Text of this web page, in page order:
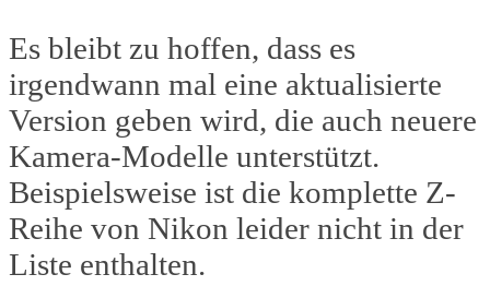
Es bleibt zu hoffen, dass es
irgendwann mal eine aktualisierte
Version geben wird, die auch neuere
Kamera-Modelle unterstützt.
Beispielsweise ist die komplette Z-
Reihe von Nikon leider nicht in der
Liste enthalten.